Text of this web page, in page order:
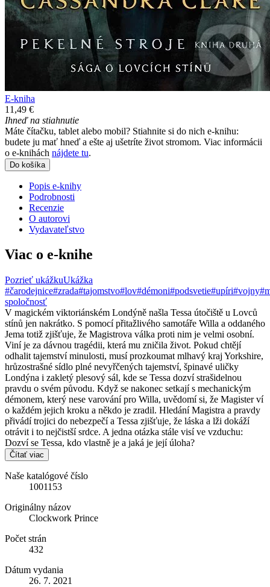
E-kniha
11,49 €
Ihneď na stiahnutie
Máte čítačku, tablet alebo mobil? Stiahnite si do nich e-knihu:
budete ju mať hneď a ešte aj ušetríte život stromom. Viac informácii
o e-knihách nájdete tu.
Do košíka
Popis e-knihy
Podrobnosti
Recenzie
O autorovi
Vydavateľstvo
Viac o e-knihe
Pozrieť ukážkuUkážka
#čarodejnice#zrada#tajomstvo#lov#démoni#podsvetie#upíri#vojny
spoločnosť
V magickém viktoriánském Londýně našla Tessa útočiště u Lovců
stínů jen nakrátko. S pomocí přitažlivého samotáře Willa a oddaného
Jema totiž zjišťuje, že Magistrova válka proti nim je velmi osobní.
Viní je za dávnou tragédii, která mu zničila život. Pokud chtějí
odhalit tajemství minulosti, musí prozkoumat mlhavý kraj Yorkshire,
hrůzostrašné sídlo plné nevyřčených tajemství, špinavé uličky
Londýna i zakletý plesový sál, kde se Tessa dozví strašidelnou
pravdu o svém původu. Když se nakonec setkají s mechanickým
démonem, který nese varování pro Willa, uvědomí si, že Magister ví
o každém jejich kroku a někdo je zradil. Hledání Magistra a pravdy
přivádí trojici do nebezpečí a Tessa zjišťuje, že láska a lži dokáží
otrávit i to nejčistší srdce. A jedna otázka stále visí ve vzduchu:
Dozví se Tessa, kdo vlastně je a jaká je její úloha?
Čítať viac
Naše katalógové číslo
1001153
Originálny názov
Clockwork Prince
Počet strán
432
Dátum vydania
26. 7. 2021